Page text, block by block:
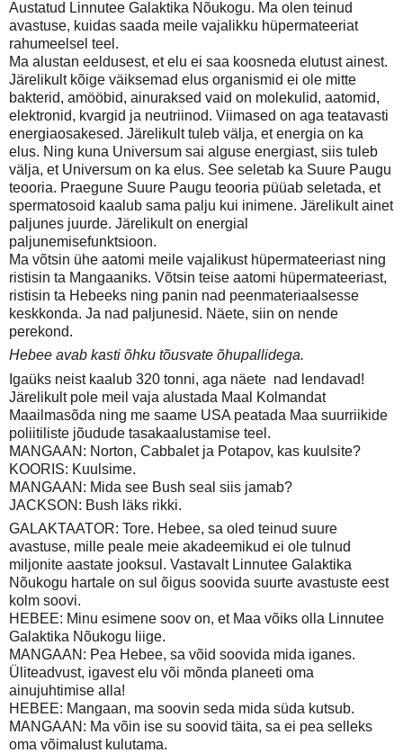
Austatud Linnutee Galaktika Nõukogu. Ma olen teinud
avastuse, kuidas saada meile vajalikku hüpermateeriat
rahumeelsel teel.
Ma alustan eeldusest, et elu ei saa koosneda elutust ainest.
Järelikult kõige väiksemad elus organismid ei ole mitte
bakterid, amööbid, ainuraksed vaid on molekulid, aatomid,
elektronid, kvargid ja neutriinod. Viimased on aga teatavasti
energiaosakesed. Järelikult tuleb välja, et energia on ka
elus. Ning kuna Universum sai alguse energiast, siis tuleb
välja, et Universum on ka elus. See seletab ka Suure Paugu
teooria. Praegune Suure Paugu teooria püüab seletada, et
spermatosoid kaalub sama palju kui inimene. Järelikult ainet
paljunes juurde. Järelikult on energial
paljunemisefunktsioon.
Ma võtsin ühe aatomi meile vajalikust hüpermateeriast ning
ristisin ta Mangaaniks. Võtsin teise aatomi hüpermateeriast,
ristisin ta Hebeeks ning panin nad peenmateriaalsesse
keskkonda. Ja nad paljunesid. Näete, siin on nende
perekond.
Hebee avab kasti õhku tõusvate õhupallidega.
Igaüks neist kaalub 320 tonni, aga näete  nad lendavad!
Järelikult pole meil vaja alustada Maal Kolmandat
Maailmasõda ning me saame USA peatada Maa suurriikide
poliitiliste jõudude tasakaalustamise teel.
MANGAAN: Norton, Cabbalet ja Potapov, kas kuulsite?
KOORIS: Kuulsime.
MANGAAN: Mida see Bush seal siis jamab?
JACKSON: Bush läks rikki.
GALAKTAATOR: Tore. Hebee, sa oled teinud suure
avastuse, mille peale meie akadeemikud ei ole tulnud
miljonite aastate jooksul. Vastavalt Linnutee Galaktika
Nõukogu hartale on sul õigus soovida suurte avastuste eest
kolm soovi.
HEBEE: Minu esimene soov on, et Maa võiks olla Linnutee
Galaktika Nõukogu liige.
MANGAAN: Pea Hebee, sa võid soovida mida iganes.
Üliteadvust, igavest elu või mõnda planeeti oma
ainujuhtimise alla!
HEBEE: Mangaan, ma soovin seda mida süda kutsub.
MANGAAN: Ma võin ise su soovid täita, sa ei pea selleks
oma võimalust kulutama.